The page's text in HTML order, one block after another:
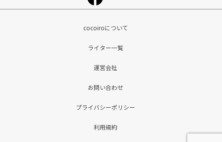
cocoiroについて
ライター一覧
運営会社
お問い合わせ
プライバシーポリシー
利用規約